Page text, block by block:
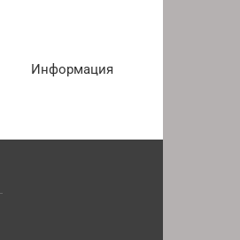
Информация